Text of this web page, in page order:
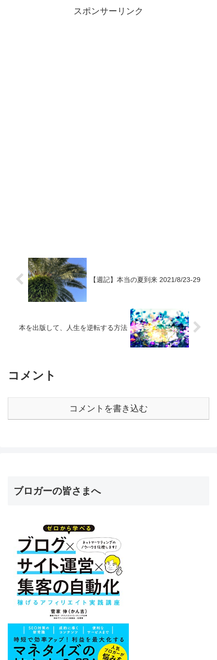
スポンサーリンク
【週記】本当の夏到来 2021/8/23-29
本を出版して、人生を逆転する方法
コメント
コメントを書き込む
ブロガーの皆さまへ